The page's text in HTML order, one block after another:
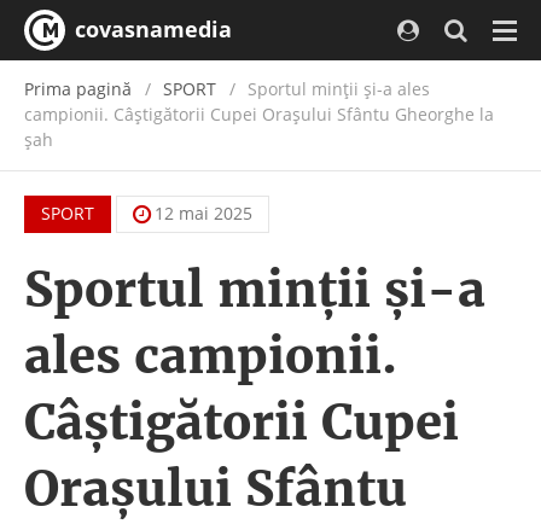
covasnamedia
Prima pagină SPORT
Sportul minții și-a ales
campionii. Câștigătorii Cupei Orașului Sfântu Gheorghe la
șah
SPORT 12 mai 2025
Sportul minții și-a
ales campionii.
Câștigătorii Cupei
Orașului Sfântu